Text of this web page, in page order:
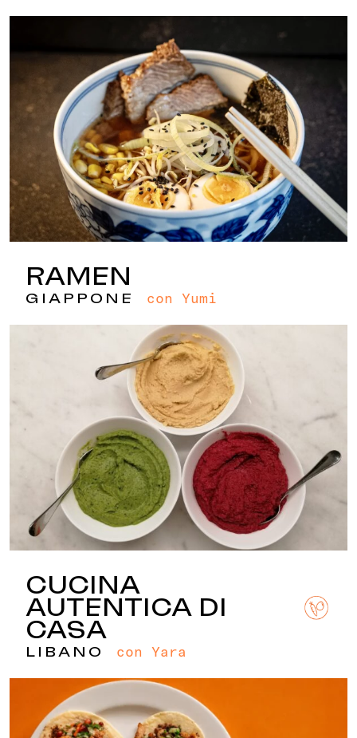
RAMEN
GIAPPONE con Yumi
CUCINA
AUTENTICA DI
CASA
LIBANO con Yara